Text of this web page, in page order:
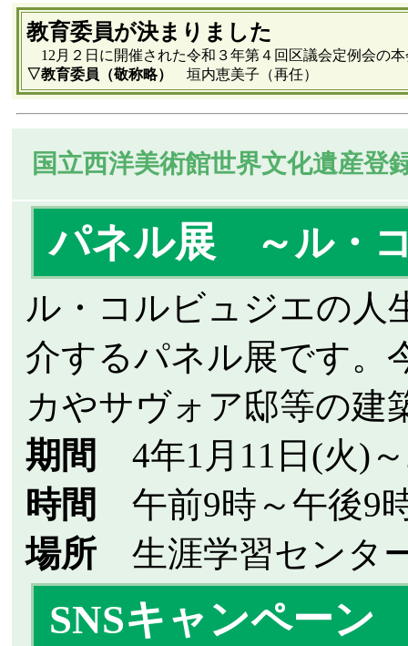
教育委員が決まりました
12月２日に開催された令和３年第４回区議会定例会の
▽教育委員（敬称略）
垣内恵美子（再任）
国立西洋美術館世界文化遺産登
パネル展 ～ル・
ル・コルビュジエの人
介するパネル展です。
カやサヴォア邸等の建
期間
4年1月11日(火)
時間
午前9時～午後9
場所 生涯学習センタ
SNSキャンペーン